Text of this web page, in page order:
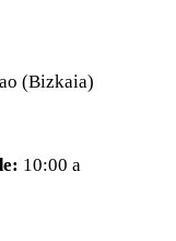
(Bizkaia)
10:00 a